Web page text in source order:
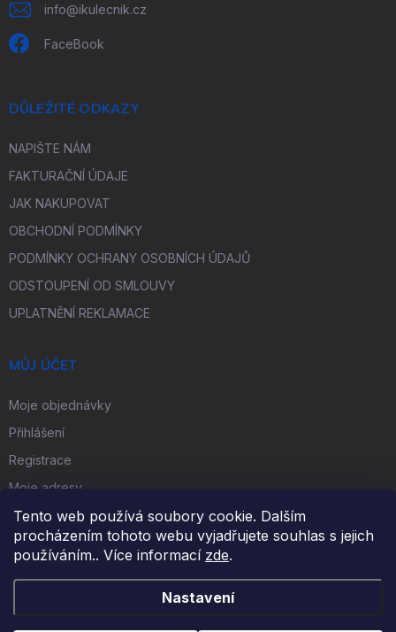
Tento web používá soubory cookie. Dalším
procházením tohoto webu vyjadřujete souhlas s jejich
používáním.. Více informací zde.
Nastavení
info@ikulecnik.cz
FaceBook
DŮLEŽITÉ ODKAZY
NAPIŠTE NÁM
FAKTURAČNÍ ÚDAJE
JAK NAKUPOVAT
OBCHODNÍ PODMÍNKY
PODMÍNKY OCHRANY OSOBNÍCH ÚDAJŮ
ODSTOUPENÍ OD SMLOUVY
UPLATNĚNÍ REKLAMACE
MŮJ ÚČET
Moje objednávky
Přihlášení
Registrace
Moje adresy
FACEBOOK